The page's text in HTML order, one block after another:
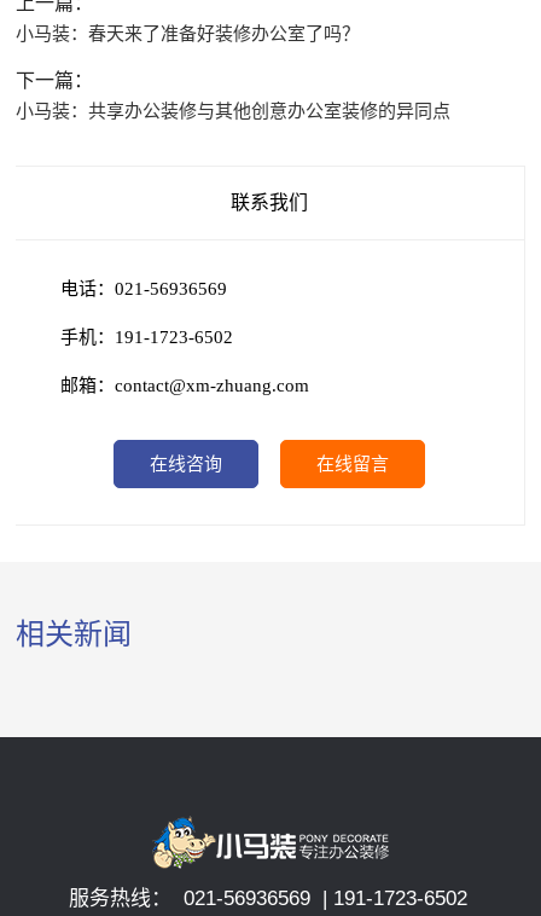
小马装：春天来了准备好装修办公室了吗？
下一篇：
小马装：共享办公装修与其他创意办公室装修的异同点
联系我们
电话：021-56936569
手机：191-1723-6502
邮箱：contact@xm-zhuang.com
在线咨询 在线留言
相关新闻
服务热线： 021-56936569 | 191-1723-6502